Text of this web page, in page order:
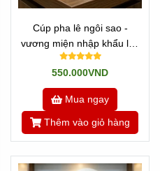
Cúp pha lê ngôi sao -
vương miện nhập khẩu lắp
ráp tại Tphcm
550.000VND
Mua ngay
Thêm vào giỏ hàng